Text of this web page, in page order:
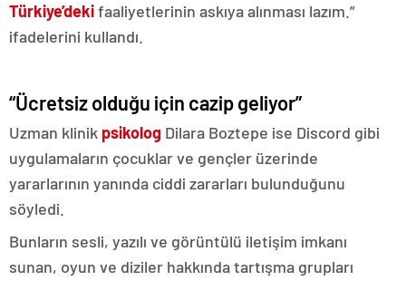
Türkiye’dekifaaliyetlerinin askıya alınması lazım.”
ifadelerini kullandı.
“Ücretsiz olduğu için cazip geliyor”
Uzman klinik psikolog Dilara Boztepe ise Discord gibi
uygulamaların çocuklar ve gençler üzerinde
yararlarının yanında ciddi zararları bulunduğunu
söyledi.
Bunların sesli, yazılı ve görüntülü iletişim imkanı
sunan, oyun ve diziler hakkında tartışma grupları